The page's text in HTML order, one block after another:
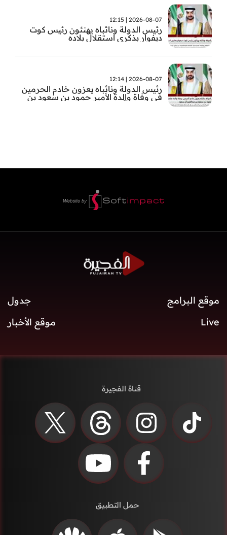
2026-08-07 | 12:15
رئيس الدولة ونائباه يهنئون رئيس كوت
ديفوار بذكرى استقلال بلاده
2026-08-07 | 12:14
رئيس الدولة ونائباه يعزون خادم الحرمين
في وفاة والدة الأمير حمود بن سعود بن
موقع البرامج
جدول
Live
موقع الأخبار
قناة الفجيرة
حمل التطبيق